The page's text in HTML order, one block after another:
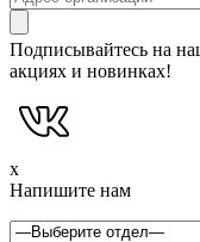
Подписывайтесь на
акциях и новинках!
x
Напишите нам